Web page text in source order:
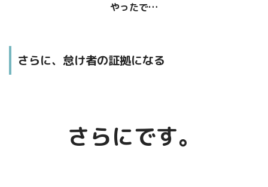
やったで…
さらに、怠け者の証拠になる
さらにです。